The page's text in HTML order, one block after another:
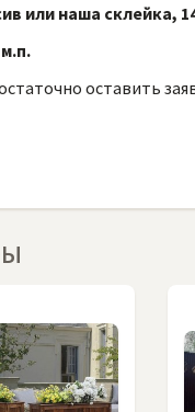
или наша склейка,
оставить